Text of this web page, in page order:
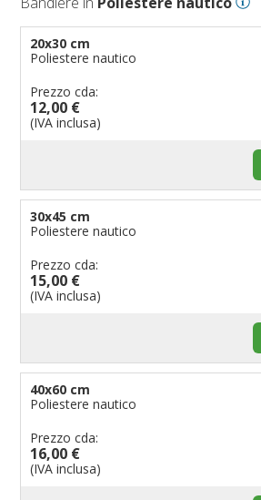
Bandiere per eventi religiosi
Bandiere per ambasciate
Bandiere per riserve naturali e parchi
Bandiere per musicisti
pennoni per bandiere
20x30 cm
Poliestere nautico
Prezzo cda:
12,00 €
(IVA inclusa)
30x45 cm
Poliestere nautico
Prezzo cda:
15,00 €
(IVA inclusa)
40x60 cm
Poliestere nautico
Prezzo cda:
16,00 €
(IVA inclusa)